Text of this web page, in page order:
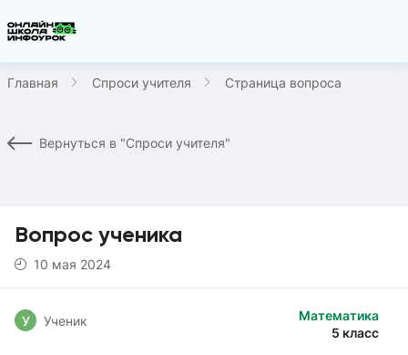
Главная Спроси учителя Страница вопроса
Вернуться в "Спроси учителя"
Вопрос ученика
10 мая 2024
Математика
5 класс
У Ученик